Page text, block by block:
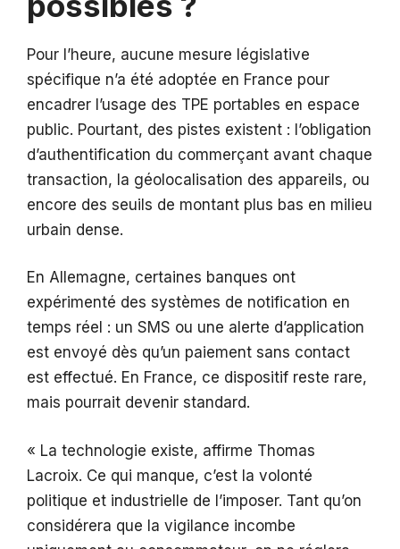
Pour l’heure, aucune mesure législative
spécifique n’a été adoptée en France pour
encadrer l’usage des TPE portables en espace
public. Pourtant, des pistes existent : l’obligation
d’authentification du commerçant avant chaque
transaction, la géolocalisation des appareils, ou
encore des seuils de montant plus bas en milieu
urbain dense.
En Allemagne, certaines banques ont
expérimenté des systèmes de notification en
temps réel : un SMS ou une alerte d’application
est envoyé dès qu’un paiement sans contact
est effectué. En France, ce dispositif reste rare,
mais pourrait devenir standard.
« La technologie existe, affirme Thomas
Lacroix. Ce qui manque, c’est la volonté
politique et industrielle de l’imposer. Tant qu’on
considérera que la vigilance incombe